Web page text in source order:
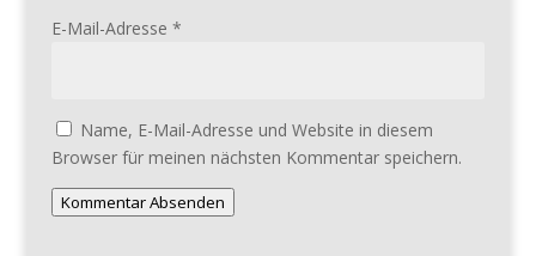
E-Mail-Adresse *
Name, E-Mail-Adresse und Website in diesem
Browser für meinen nächsten Kommentar speichern.
Kommentar Absenden